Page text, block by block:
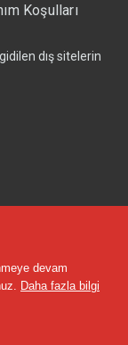
Koşulları
dış sitelerin
devam
Daha fazla bilgi